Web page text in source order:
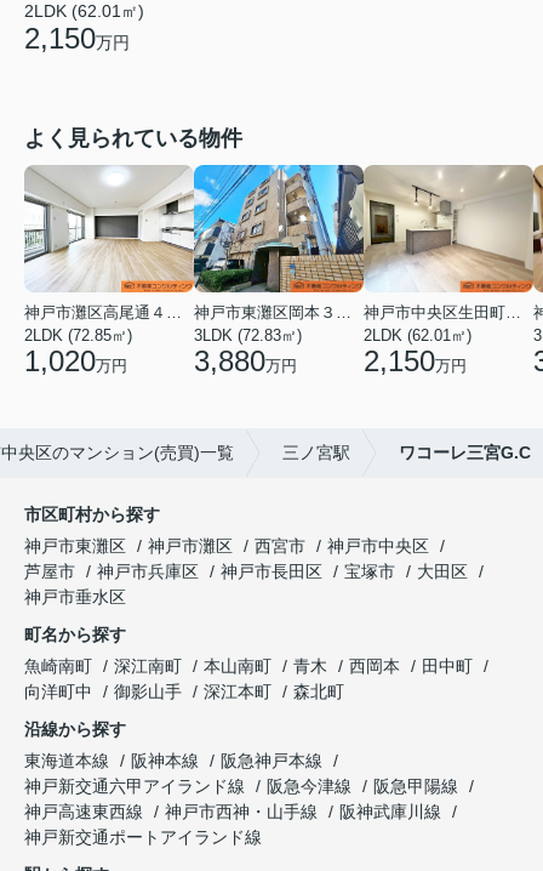
2LDK (62.01㎡)
2,150万円
よく見られている物件
神戸市灘区高尾通４丁目
2LDK (72.85㎡)
1,020万円
神戸市東灘区岡本３丁目
3LDK (72.83㎡)
3,880万円
神戸市中央区生田町１丁目
2LDK (62.01㎡)
2,150万円
央区のマンション(売買)一覧 三ノ宮駅 ワコーレ三宮G.C
市区町村から探す
神戸市東灘区
神戸市灘区 西宮市
神戸市中央区
芦屋市
神戸市兵庫区 神戸市長田区 宝塚市
大田区
神戸市垂水区
町名から探す
魚崎南町
深江南町 本山南町 青木 西岡本
田中町
向洋町中
御影山手 深江本町
森北町
沿線から探す
東海道本線
阪神本線
阪急神戸本線
神戸新交通六甲アイランド線
阪急今津線
阪急甲陽線
神戸高速東西線
神戸市西神・山手線
阪神武庫川線
神戸新交通ポートアイランド線